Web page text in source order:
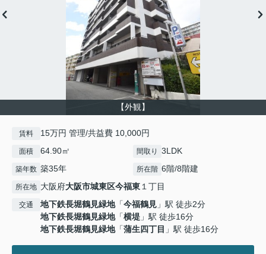
【外観】
賃料 15万円 管理/共益費 10,000円
面積 64.90㎡ 間取り 3LDK
築年数 築35年 所在階 6階/8階建
所在地 大阪府大阪市城東区今福東１丁目
交通 地下鉄長堀鶴見緑地「今福鶴見 」駅 徒歩2分
地下鉄長堀鶴見緑地「横堤 」駅 徒歩16分
地下鉄長堀鶴見緑地「蒲生四丁目 」駅 徒歩16分